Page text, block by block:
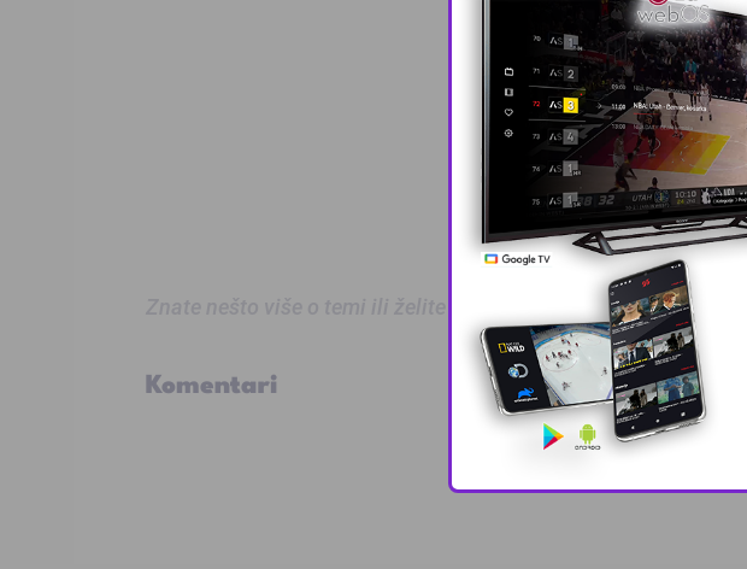
Znate nešto više o temi ili želite prijaviti grešku u tekstu?
Komentari